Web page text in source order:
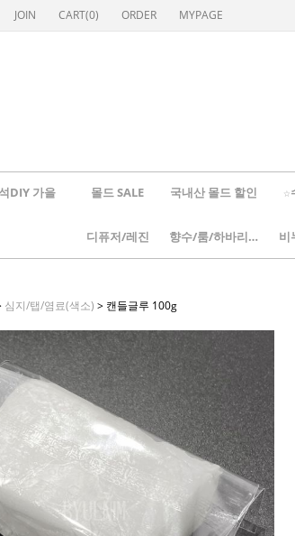
JOIN CART(0) ORDER MYPAGE
DIY 가을 몰드 SALE 국내산 몰드 할인 ☆
디퓨저/레진 향수/룸/하바리움 비
심지/탭/염료(색소) > 캔들글루 100g